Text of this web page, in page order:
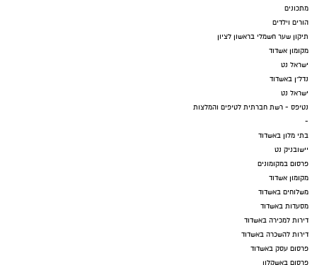
מתכונים
הורים וילדים
תיקון שער חשמלי בראשון לציון
מקומון אשדוד
ישראל נט
נדל"ן באשדוד
ישראל נט
נטיפס - רשת חברתית לטיפים והמלצות
-
בתי מלון באשדוד
יישובניק נט
פרסום במקומונים
מקומון אשדוד
משלוחים באשדוד
מסעדות באשדוד
דירות למכירה באשדוד
דירות להשכרה באשדוד
פרסום עסק באשדוד
פרסום באשקלון